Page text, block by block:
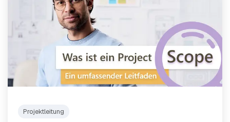
Projektleitung